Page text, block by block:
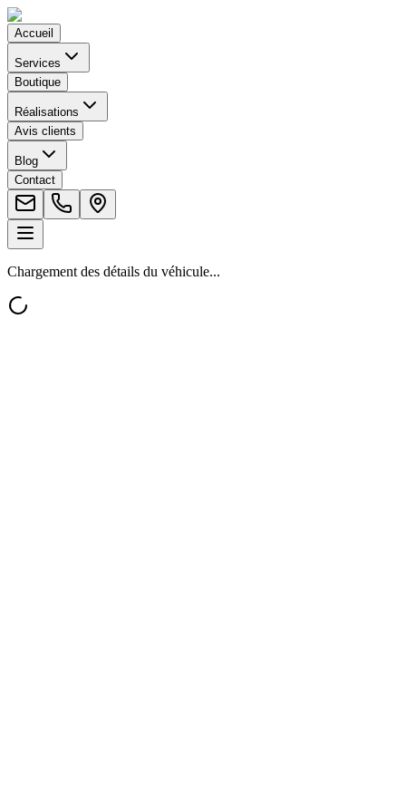
Accueil
Services
Boutique
Réalisations
Avis clients
Blog
Contact
Chargement des détails du véhicule...